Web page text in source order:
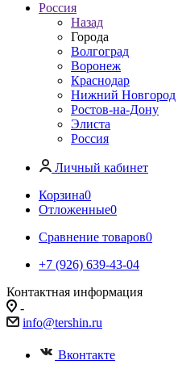
Россия
Назад
Города
Волгоград
Воронеж
Краснодар
Нижний Новгород
Ростов-на-Дону
Элиста
Россия
Личный кабинет
Корзина0
Отложенные0
Сравнение товаров0
+7 (926) 639-43-04
Контактная информация
-
info@tershin.ru
Вконтакте